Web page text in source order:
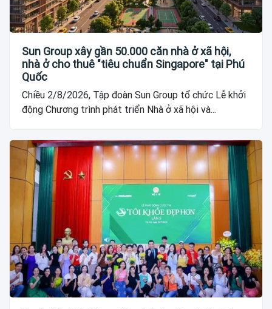
Sun Group xây gần 50.000 căn nhà ở xã hội,
nhà ở cho thuê "tiêu chuẩn Singapore" tại Phú
Quốc
Chiều 2/8/2026, Tập đoàn Sun Group tổ chức Lễ khởi
động Chương trình phát triển Nhà ở xã hội và...